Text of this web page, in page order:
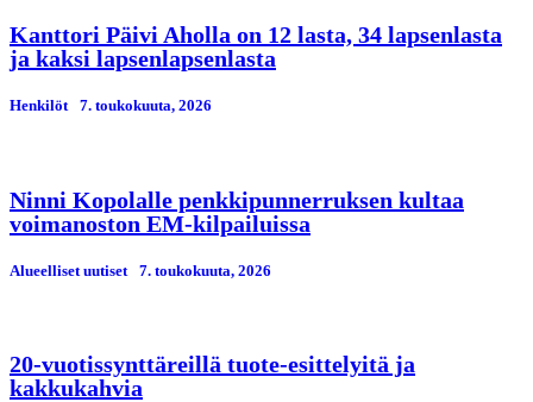
Kanttori Päivi Aholla on 12 lasta, 34 lapsenlasta
ja kaksi lapsenlapsenlasta
Henkilöt 7. toukokuuta, 2026
Ninni Kopolalle penkkipunnerruksen kultaa
voimanoston EM-kilpailuissa
Alueelliset uutiset 7. toukokuuta, 2026
20-vuotissynttäreillä tuote-esittelyitä ja
kakkukahvia